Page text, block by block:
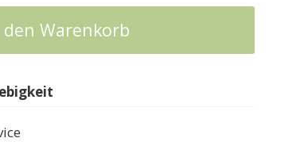
den Warenkorb